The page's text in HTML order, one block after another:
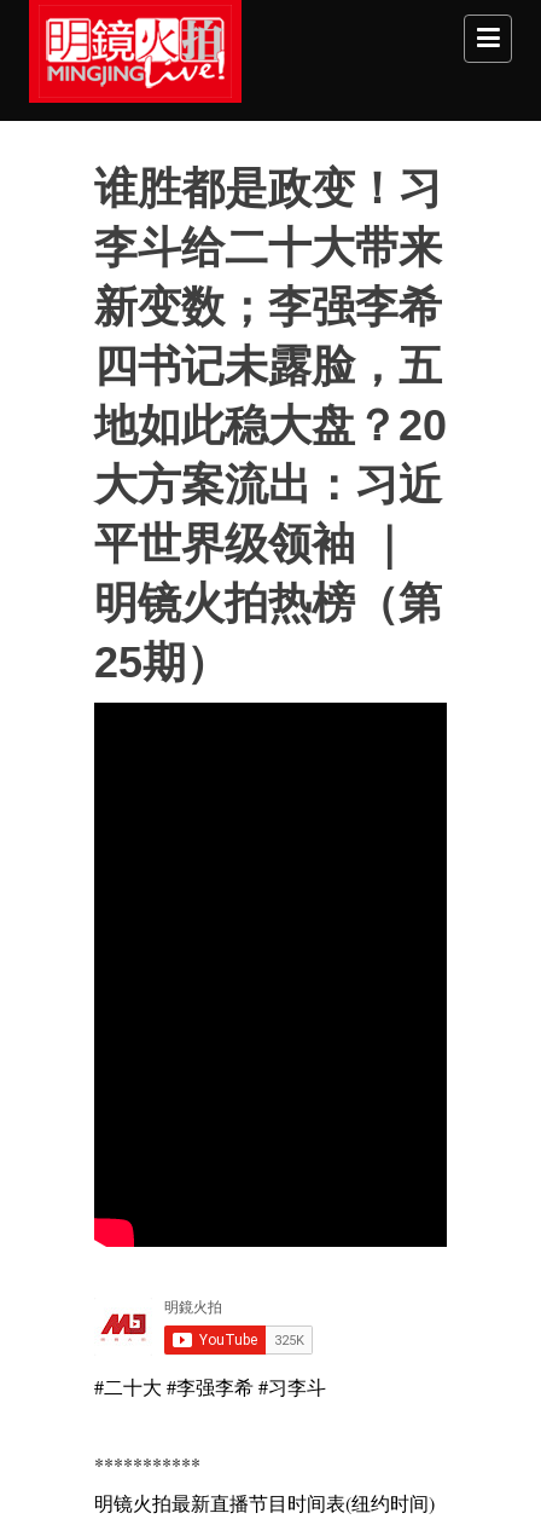
Skip to main content
谁胜都是政变！习
李斗给二十大带来
新变数；李强李希
四书记未露脸，五
地如此稳大盘？20
大方案流出：习近
平世界级领袖 ｜
明镜火拍热榜（第
25期）
#二十大 #李强李希 #习李斗
***********
明镜火拍最新直播节目时间表(纽约时间)